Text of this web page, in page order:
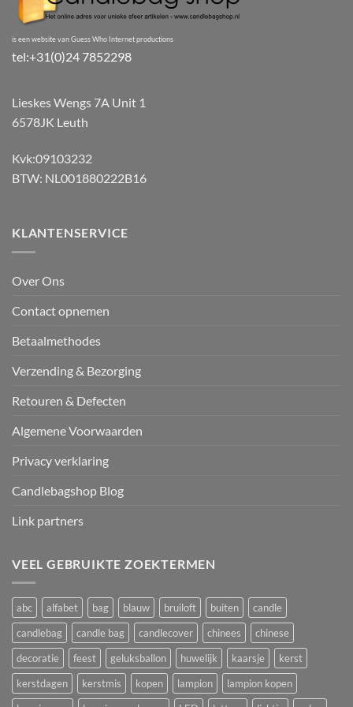
is een website van Guess Who Internet productions
tel:+31(0)24 7852298
Lieskes Wengs 7A Unit 1
6578JK Leuth
Kvk:09103232
BTW: NL001880222B16
KLANTENSERVICE
Over Ons
Contact opnemen
Betaalmethodes
Verzending & Bezorging
Retouren & Defecten
Algemene Voorwaarden
Privacy verklaring
Candlebagshop Blog
Link partners
VEEL GEBRUIKTE ZOEKTERMEN
abc alfabet bag blauw bruiloft buiten
candle
candlebag
candle bag candlecover chinees
chinese
decoratie
feest geluksballon huwelijk kaarsje
kerst
kerstdagen
kerstmis kopen lampion
lampion kopen